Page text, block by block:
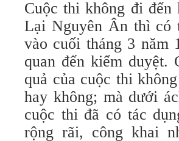
Cuộc thi không đi
Lại Nguyên Ân thì có
vào cuối tháng 3 năm
quan đến kiểm duyệt.
quả của cuộc thi
hay không; mà dưới
cuộc thi đã có tác
rộng rãi, công khai